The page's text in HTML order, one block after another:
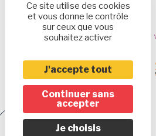
Ce site utilise des cookies
et vous donne le contrôle
sur ceux que vous
souhaitez activer
J'accepte tout
Continuer sans
accepter
Je choisis